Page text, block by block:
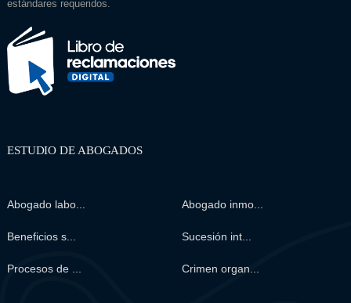
estándares requeridos.
ESTUDIO DE ABOGADOS
Abogado labo... Abogado inmo...
Beneficios s... Sucesión int...
Procesos de ... Crimen organ...